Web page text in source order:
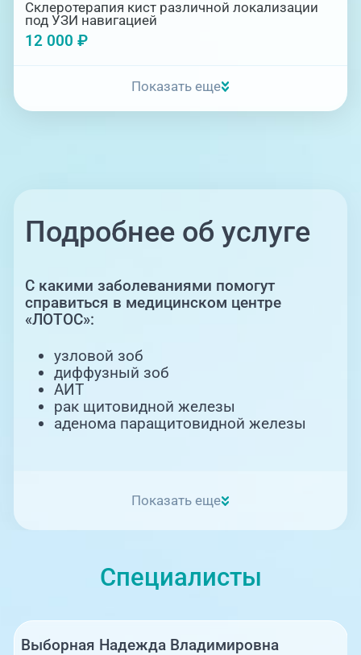
Склеротерапия кист различной локализации
под УЗИ навигацией
12 000 ₽
Показать еще
Подробнее об услуге
С какими заболеваниями помогут
справиться в медицинском центре
«ЛОТОС»:
узловой зоб
диффузный зоб
АИТ
рак щитовидной железы
аденома паращитовидной железы
Показать еще
Специалисты
Выборная Надежда Владимировна